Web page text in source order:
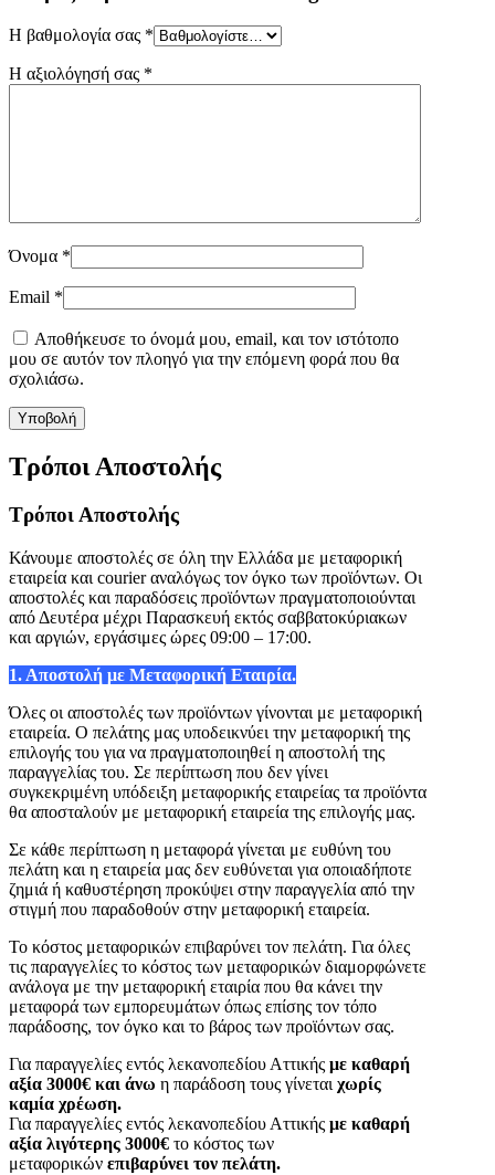
Η βαθμολογία σας *
Η αξιολόγησή σας *
Όνομα *
Email *
Αποθήκευσε το όνομά μου, email, και τον ιστότοπο
μου σε αυτόν τον πλοηγό για την επόμενη φορά που θα
σχολιάσω.
Τρόποι Αποστολής
Τρόποι Αποστολής
Κάνουμε αποστολές σε όλη την Ελλάδα με μεταφορική
εταιρεία και courier αναλόγως τον όγκο των προϊόντων. Οι
αποστολές και παραδόσεις προϊόντων πραγματοποιούνται
από Δευτέρα μέχρι Παρασκευή εκτός σαββατοκύριακων
και αργιών, εργάσιμες ώρες 09:00 – 17:00.
1. Αποστολή με Μεταφορική Εταιρία.
Όλες οι αποστολές των προϊόντων γίνονται με μεταφορική
εταιρεία. Ο πελάτης μας υποδεικνύει την μεταφορική της
επιλογής του για να πραγματοποιηθεί η αποστολή της
παραγγελίας του. Σε περίπτωση που δεν γίνει
συγκεκριμένη υπόδειξη μεταφορικής εταιρείας τα προϊόντα
θα αποσταλούν με μεταφορική εταιρεία της επιλογής μας.
Σε κάθε περίπτωση η μεταφορά γίνεται με ευθύνη του
πελάτη και η εταιρεία μας δεν ευθύνεται για οποιαδήποτε
ζημιά ή καθυστέρηση προκύψει στην παραγγελία από την
στιγμή που παραδοθούν στην μεταφορική εταιρεία.
Το κόστος μεταφορικών επιβαρύνει τον πελάτη. Για όλες
τις παραγγελίες το κόστος των μεταφορικών διαμορφώνετε
ανάλογα με την μεταφορική εταιρία που θα κάνει την
μεταφορά των εμπορευμάτων όπως επίσης τον τόπο
παράδοσης, τον όγκο και το βάρος των προϊόντων σας.
Για παραγγελίες εντός λεκανοπεδίου Αττικής με καθαρή
αξία 3000€ και άνω η παράδοση τους γίνεται χωρίς
καμία χρέωση.
Για παραγγελίες εντός λεκανοπεδίου Αττικής με καθαρή
αξία λιγότερης 3000€ το κόστος των
μεταφορικών επιβαρύνει τον πελάτη.